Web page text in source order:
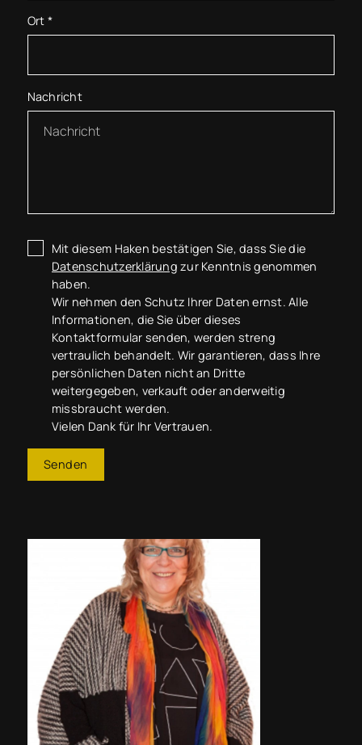
Ort *
Nachricht
Mit diesem Haken bestätigen Sie, dass Sie die
Datenschutzerklärung zur Kenntnis genommen
haben.
Wir nehmen den Schutz Ihrer Daten ernst. Alle
Informationen, die Sie über dieses
Kontaktformular senden, werden streng
vertraulich behandelt. Wir garantieren, dass Ihre
persönlichen Daten nicht an Dritte
weitergegeben, verkauft oder anderweitig
missbraucht werden.
Vielen Dank für Ihr Vertrauen.
Senden